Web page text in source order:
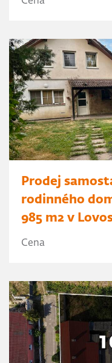
Prodej
rodinného
985 m2 v
Cena